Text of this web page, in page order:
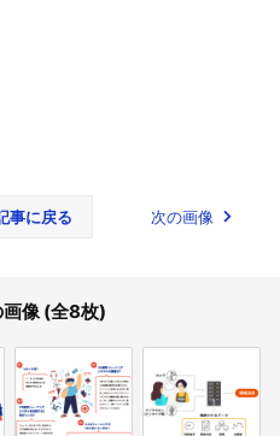
事に戻る 次の画像
像 (全8枚)